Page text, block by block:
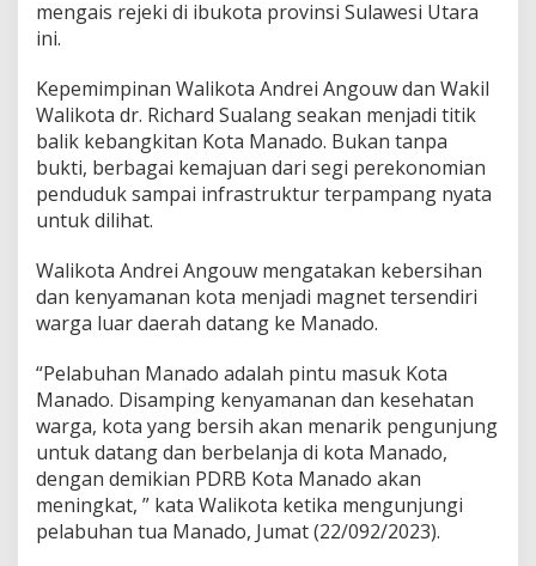
d
t
a
M
a
n
a
mengais rejeki di ibukota provinsi Sulawesi Utara
ini.
Kepemimpinan Walikota Andrei Angouw dan Wakil
Walikota dr. Richard Sualang seakan menjadi titik
balik kebangkitan Kota Manado. Bukan tanpa
bukti, berbagai kemajuan dari segi perekonomian
penduduk sampai infrastruktur terpampang nyata
untuk dilihat.
Walikota Andrei Angouw mengatakan kebersihan
dan kenyamanan kota menjadi magnet tersendiri
warga luar daerah datang ke Manado.
“Pelabuhan Manado adalah pintu masuk Kota
Manado. Disamping kenyamanan dan kesehatan
warga, kota yang bersih akan menarik pengunjung
untuk datang dan berbelanja di kota Manado,
dengan demikian PDRB Kota Manado akan
meningkat, ” kata Walikota ketika mengunjungi
pelabuhan tua Manado, Jumat (22/092/2023).